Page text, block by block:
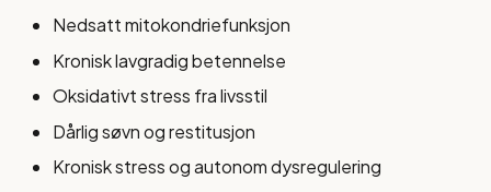
Nedsatt mitokondriefunksjon
Kronisk lavgradig betennelse
Oksidativt stress fra livsstil
Dårlig søvn og restitusjon
Kronisk stress og autonom dysregulering